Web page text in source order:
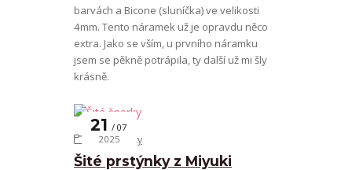
barvách a Bicone (sluníčka) ve velikosti
4mm. Tento náramek už je opravdu něco
extra. Jako se vším, u prvního náramku
jsem se pěkně potrápila, ty další už mi šly
krásně.
Šité prstýnky z Miyuki
21
07
2025
Šité šperky